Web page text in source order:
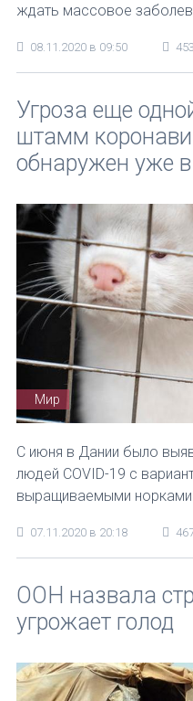
ждать массовое
08.11.2020 в 09:50 453
Угроза еще
штамм
обнаружен уже
Мир
С июня в Дании было
людей COVID-19 с
выращиваемыми норками
07.11.2020 в 20:18
ООН назвала
угрожает голод